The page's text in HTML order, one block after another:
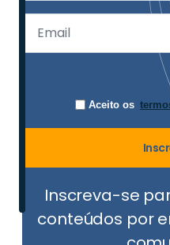
Aceito os
Inscreva-se
conteúdos por